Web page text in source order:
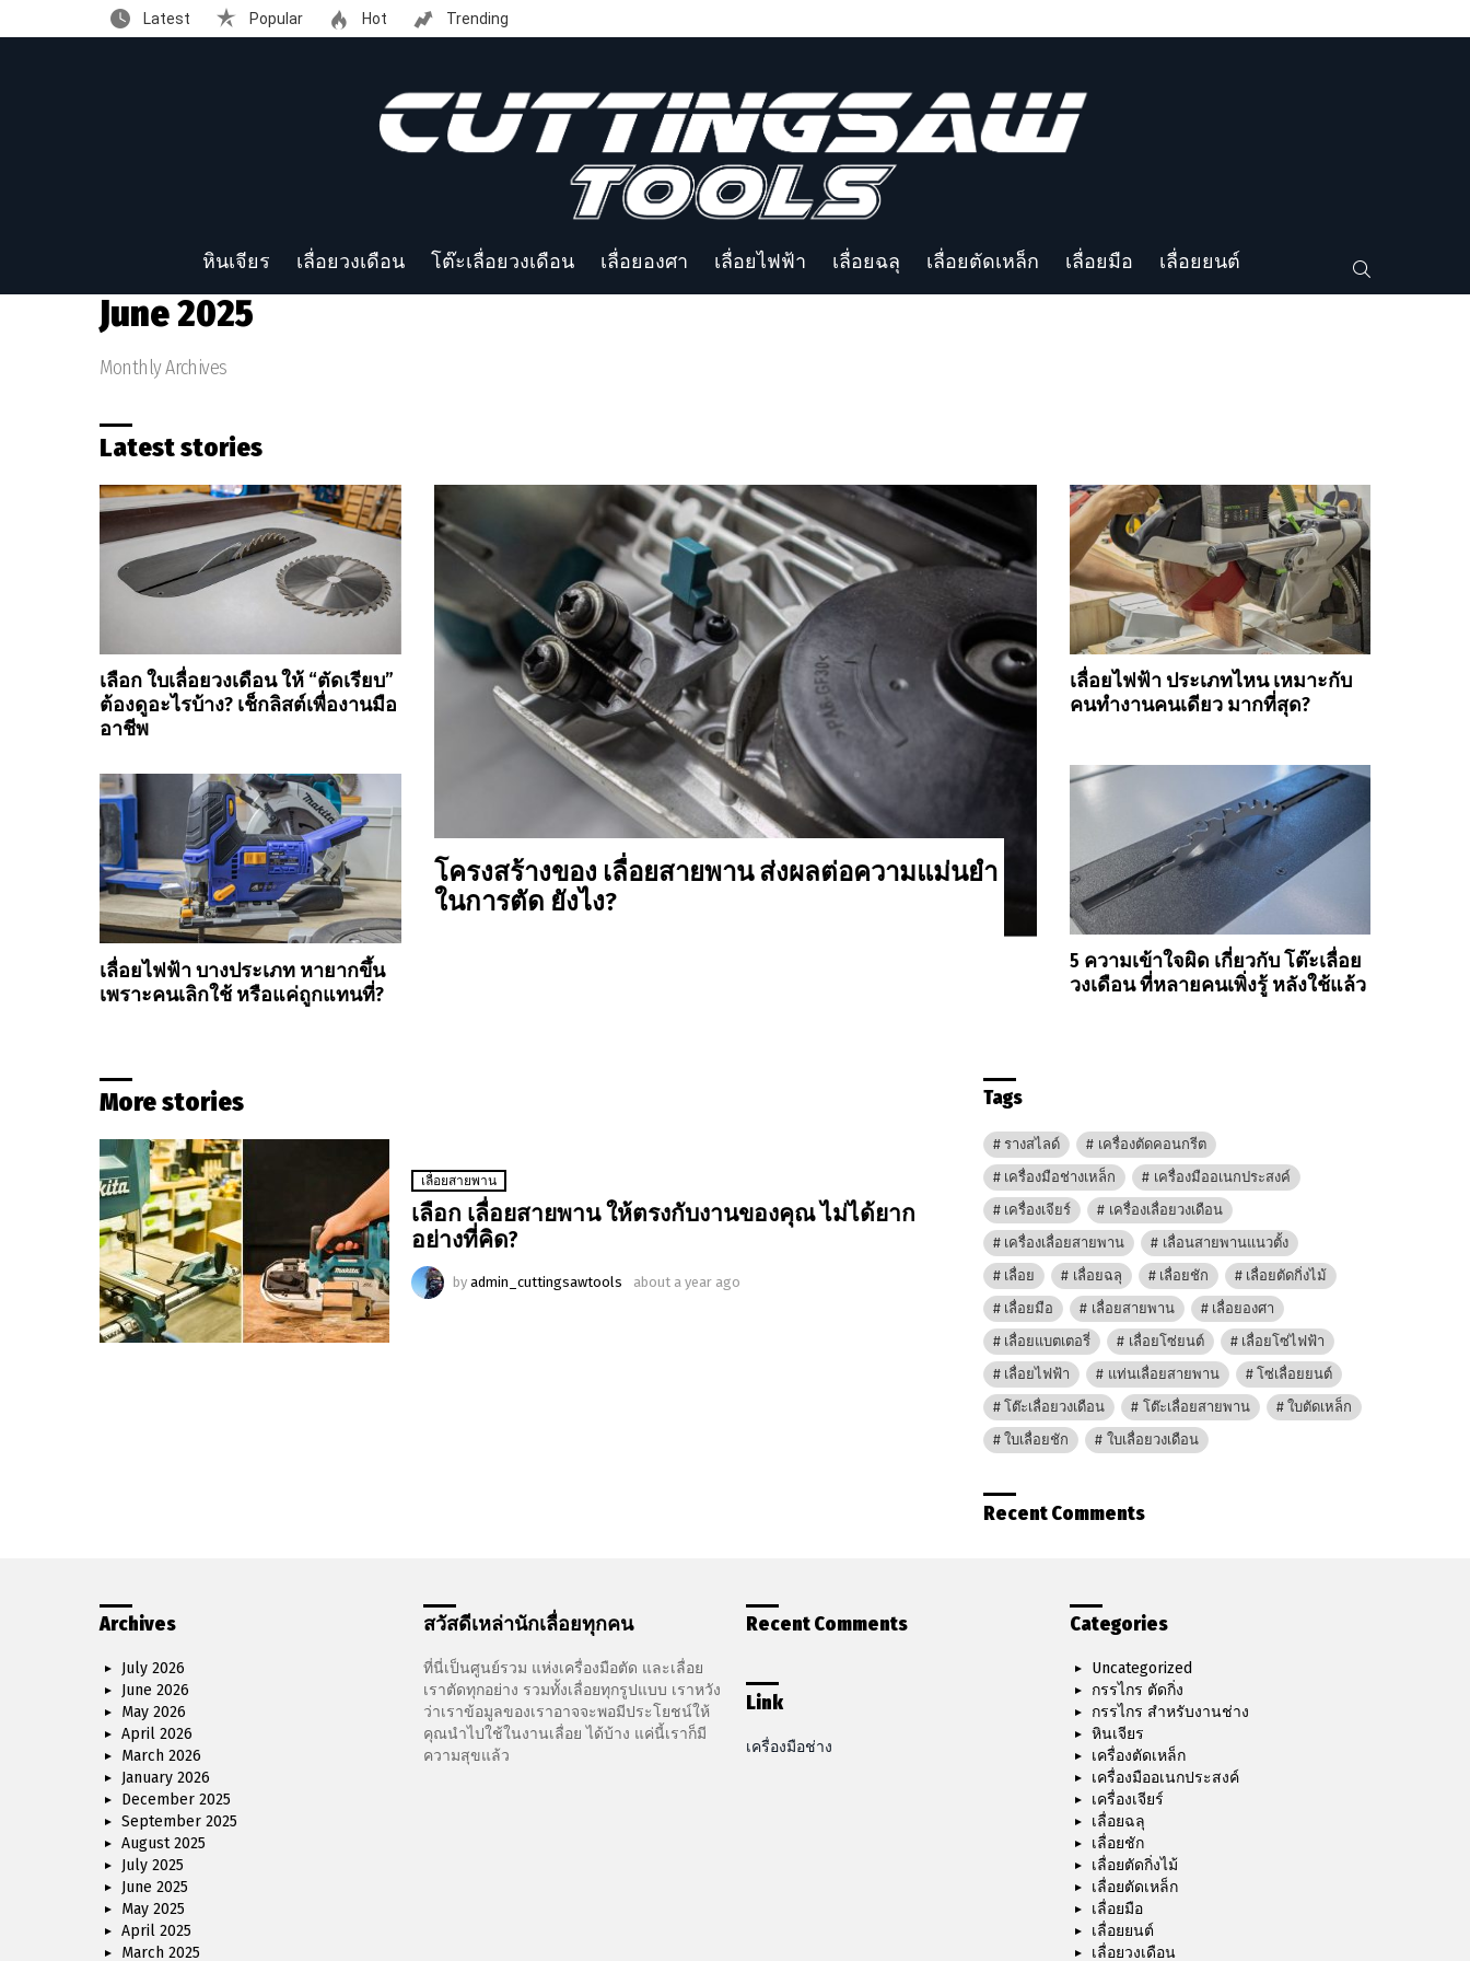
Latest Popular Hot Trending
หินเจียร เลื่อยวงเดือน โต๊ะเลื่อยวงเดือน เลื่อยองศา เลื่อยไฟฟ้า เลื่อยฉลุ เลื่อยตัดเหล็ก เลื่อยมือ เลื่อยยนต์
June 2025
Monthly Archives
Latest stories
โครงสร้างของ เลื่อยสายพาน ส่งผลต่อความแม่นยำ
ในการตัด ยังไง?
เลือก ใบเลื่อยวงเดือน ให้ “ตัดเรียบ”
ต้องดูอะไรบ้าง? เช็กลิสต์เพื่องานมือ
อาชีพ
เลื่อยไฟฟ้า บางประเภท หายากขึ้น
เพราะคนเลิกใช้ หรือแค่ถูกแทนที่?
เลื่อยไฟฟ้า ประเภทไหน เหมาะกับ
คนทำงานคนเดียว มากที่สุด?
5 ความเข้าใจผิด เกี่ยวกับ โต๊ะเลื่อย
วงเดือน ที่หลายคนเพิ่งรู้ หลังใช้แล้ว
More stories
เลื่อยสายพาน
เลือก เลื่อยสายพาน ให้ตรงกับงานของคุณ ไม่ได้ยาก
อย่างที่คิด?
by admin_cuttingsawtools about a year ago
Tags
รางสไลด์
เครื่องตัดคอนกรีต
เครื่องมือช่างเหล็ก
เครื่องมืออเนกประสงค์
เครื่องเจียร์
เครื่องเลื่อยวงเดือน
เครื่องเลื่อยสายพาน
เลื่อนสายพานแนวตั้ง
เลื่อย
เลื่อยฉลุ เลื่อยชัก
เลื่อยตัดกิ่งไม้
เลื่อยมือ
เลื่อยสายพาน
เลื่อยองศา
เลื่อยแบตเตอรี่
เลื่อยโซ่ยนต์
เลื่อยโซ่ไฟฟ้า
เลื่อยไฟฟ้า
แท่นเลื่อยสายพาน
โซ่เลื่อยยนต์
โต๊ะเลื่อยวงเดือน
โต๊ะเลื่อยสายพาน
ใบตัดเหล็ก
ใบเลื่อยชัก
ใบเลื่อยวงเดือน
Recent Comments
Archives
July 2026
June 2026
May 2026
April 2026
March 2026
January 2026
December 2025
September 2025
August 2025
July 2025
June 2025
May 2025
April 2025
March 2025
สวัสดีเหล่านักเลื่อยทุกคน
ที่นี่เป็นศูนย์รวม แห่งเครื่องมือตัด และเลื่อย
เราตัดทุกอย่าง รวมทั้งเลื่อยทุกรูปแบบ เราหวัง
ว่าเราข้อมูลของเราอาจจะพอมีประโยชน์ให้
คุณนำไปใช้ในงานเลื่อย ได้บ้าง แค่นี้เราก็มี
ความสุขแล้ว
Recent Comments
Link
เครื่องมือช่าง
Categories
Uncategorized
กรรไกร ตัดกิ่ง
กรรไกร สำหรับงานช่าง
หินเจียร
เครื่องตัดเหล็ก
เครื่องมืออเนกประสงค์
เครื่องเจียร์
เลื่อยฉลุ
เลื่อยชัก
เลื่อยตัดกิ่งไม้
เลื่อยตัดเหล็ก
เลื่อยมือ
เลื่อยยนต์
เลื่อยวงเดือน